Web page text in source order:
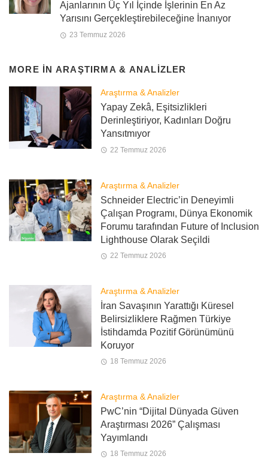
Ajanlarının Üç Yıl İçinde İşlerinin En Az
Yarısını Gerçekleştirebileceğine İnanıyor
23 Temmuz 2026
MORE IN ARAŞTIRMA & ANALIZLER
Araştırma & Analizler
Yapay Zekâ, Eşitsizlikleri
Derinleştiriyor, Kadınları Doğru
Yansıtmıyor
22 Temmuz 2026
Araştırma & Analizler
Schneider Electric’in Deneyimli
Çalışan Programı, Dünya Ekonomik
Forumu tarafından Future of Inclusion
Lighthouse Olarak Seçildi
22 Temmuz 2026
Araştırma & Analizler
İran Savaşının Yarattığı Küresel
Belirsizliklere Rağmen Türkiye
İstihdamda Pozitif Görünümünü
Koruyor
18 Temmuz 2026
Araştırma & Analizler
PwC’nin “Dijital Dünyada Güven
Araştırması 2026” Çalışması
Yayımlandı
18 Temmuz 2026